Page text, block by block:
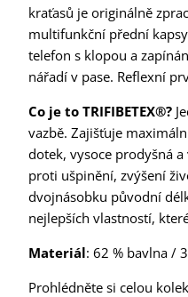
kraťasů je originálně
multifunkční přední
telefon s klopou a
nářadí v pase. Reflexní
Co je to TRIFIBETEX®?
vazbě. Zajišťuje
dotek, vysoce prodyšná
proti ušpinění, zvýšení
dvojnásobku původní
nejlepších vlastností,
Materiál: 62 % bavlna /
Prohlédněte si celou